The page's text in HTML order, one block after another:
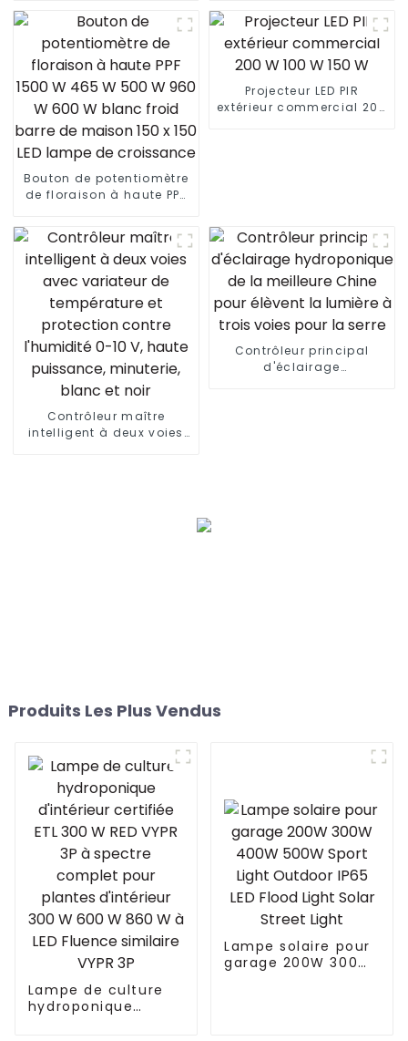
étanche à deux canaux
720 W pour culture
hydroponique intérieure
860 W 1060 W 1300 W
Lampes de culture à
spectre complet pour
plantes d'intérieur
Bouton de potentiomètre
de floraison à haute PPF
W 600 W blanc froid
barre de maison 150 x
150 LED lampe de
croissance
Projecteur LED PIR
extérieur commercial 200
Contrôleur maître
intelligent à deux voies
Contrôleur principal
d'éclairage
Produits Les Plus Vendus
Lampe de culture
hydroponique
Lampe solaire pour
garage 200W 300W